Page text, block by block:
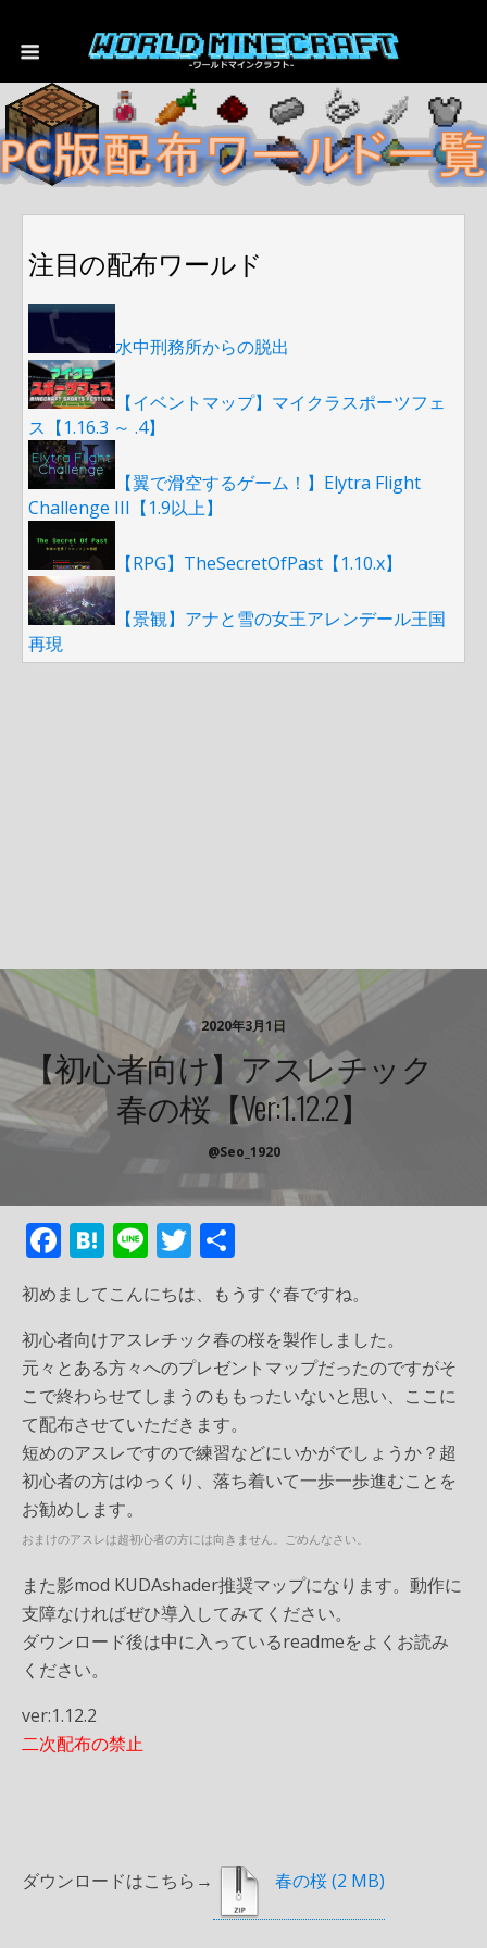
注目の配布ワールド
水中刑務所からの脱出
【イベントマップ】マイクラスポーツフェ
ス【1.16.3 ～ .4】
【翼で滑空するゲーム！】Elytra Flight
Challenge III【1.9以上】
【RPG】TheSecretOfPast【1.10.x】
【景観】アナと雪の女王アレンデール王国
再現
2020年3月1日
【初心者向け】アスレチック
春の桜【ver:1.12.2】
@Seo_1920
F
ac
e
b
o
o
k
H
at
e
n
a
Li
e
T
itt
er
有
初めましてこんにちは、もうすぐ春ですね。
初心者向けアスレチック春の桜を製作しました。
元々とある方々へのプレゼントマップだったのですがそ
こで終わらせてしまうのももったいないと思い、ここに
て配布させていただきます。
短めのアスレですので練習などにいかがでしょうか？超
初心者の方はゆっくり、落ち着いて一歩一歩進むことを
お勧めします。
おまけのアスレは超初心者の方には向きません。ごめんなさい。
また影mod KUDAshader推奨マップになります。動作に
支障なければぜひ導入してみてください。
ダウンロード後は中に入っているreadmeをよくお読み
ください。
ver:1.12.2
二次配布の禁止
ダウンロードはこちら→ 春の桜